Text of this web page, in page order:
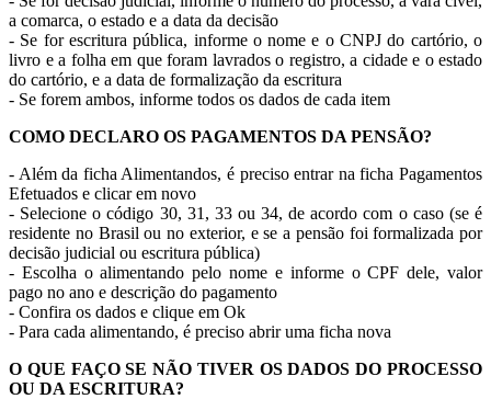
a comarca, o estado e a data da decisão
- Se for escritura pública, informe o nome e o CNPJ do cartório, o
livro e a folha em que foram lavrados o registro, a cidade e o estado
do cartório, e a data de formalização da escritura
- Se forem ambos, informe todos os dados de cada item
COMO DECLARO OS PAGAMENTOS DA PENSÃO?
- Além da ficha Alimentandos, é preciso entrar na ficha Pagamentos
Efetuados e clicar em novo
- Selecione o código 30, 31, 33 ou 34, de acordo com o caso (se é
residente no Brasil ou no exterior, e se a pensão foi formalizada por
decisão judicial ou escritura pública)
- Escolha o alimentando pelo nome e informe o CPF dele, valor
pago no ano e descrição do pagamento
- Confira os dados e clique em Ok
- Para cada alimentando, é preciso abrir uma ficha nova
O QUE FAÇO SE NÃO TIVER OS DADOS DO PROCESSO
OU DA ESCRITURA?